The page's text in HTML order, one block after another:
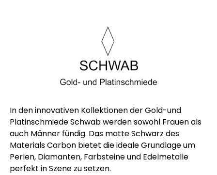
In den innovativen Kollektionen der Gold-und
Platinschmiede Schwab werden sowohl Frauen als
auch Männer fündig. Das matte Schwarz des
Materials Carbon bietet die ideale Grundlage um
Perlen, Diamanten, Farbsteine und Edelmetalle
perfekt in Szene zu setzen.